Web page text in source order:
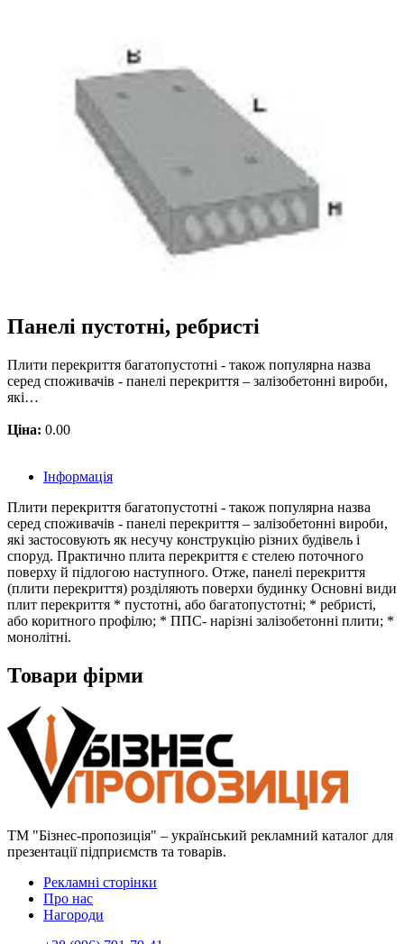
Панелі пустотні, ребристі
Плити перекриття багатопустотні - також популярна назва
серед споживачів - панелі перекриття – залізобетонні вироби,
які…
Ціна: 0.00
Інформація
Плити перекриття багатопустотні - також популярна назва
серед споживачів - панелі перекриття – залізобетонні вироби,
які застосовують як несучу конструкцію різних будівель і
споруд. Практично плита перекриття є стелею поточного
поверху й підлогою наступного. Отже, панелі перекриття
(плити перекриття) розділяють поверхи будинку Основні види
плит перекриття * пустотні, або багатопустотні; * ребристі,
або коритного профілю; * ППС- нарізні залізобетонні плити; *
монолітні.
Товари фірми
ТМ "Бізнес-пропозиція" – український рекламний каталог для
презентації підприємств та товарів.
Рекламні сторінки
Про нас
Нагороди